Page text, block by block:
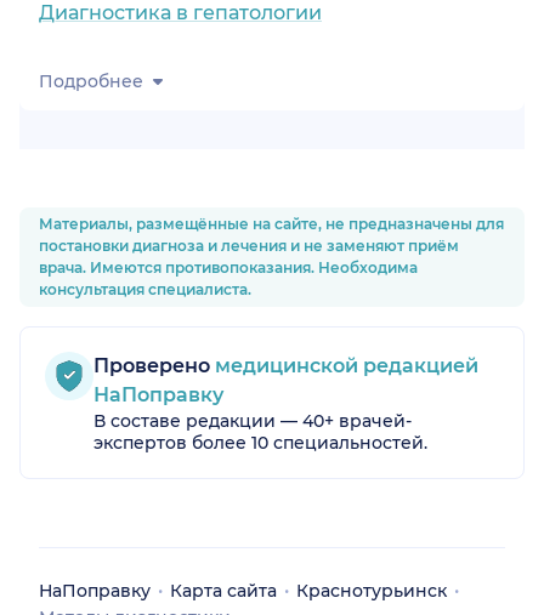
Диагностика в гепатологии
Подробнее
Материалы, размещённые на сайте, не предназначены для
постановки диагноза и лечения и не заменяют приём
врача. Имеются противопоказания. Необходима
консультация специалиста.
Проверено медицинской редакцией
НаПоправку
В составе редакции — 40+ врачей-
экспертов более 10 специальностей.
НаПоправку Карта сайта
Краснотурьинск